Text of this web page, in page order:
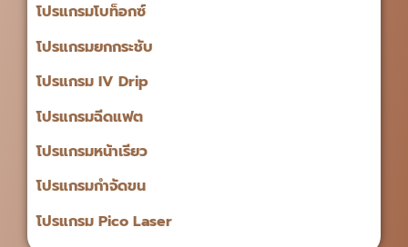
โปรแกรมโบท็อกซ์
โปรแกรมยกกระชับ
โปรแกรม IV Drip
โปรแกรมฉีดแฟต
โปรแกรมหน้าเรียว
โปรแกรมกำจัดขน
โปรแกรม Pico Laser